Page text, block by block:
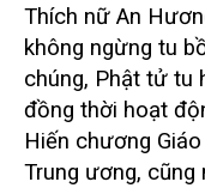
Thích nữ An
không ngừng tu
chúng, Phật tử tu
đồng thời hoạt
Hiến chương
Trung ương, cũng